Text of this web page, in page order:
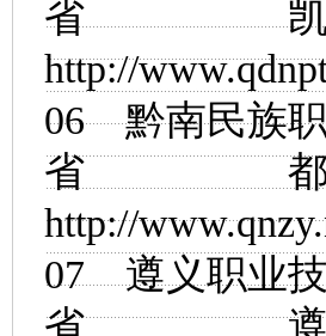
省
http://
06黔南民族
省
http://
07遵义职业
省